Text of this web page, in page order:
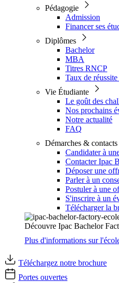
Pédagogie
Admission
Financer ses
Diplômes
Bachelor
MBA
Titres RNCP
Taux de
Vie Étudiante
Le goût des
Nos prochains
Notre actualité
FAQ
Démarches & contacts
Candidater à
Contacter Ipac
Déposer une
Parler à un
Postuler à une
S'inscrire à un
Télécharger la
Découvre Ipac Bachelor
Plus d'informations sur
Téléchargez notre brochure
Portes ouvertes